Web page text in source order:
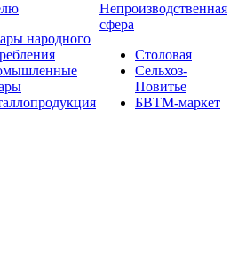
народного
Непроизводственная
сфера
Столовая
Сельхоз-
Повитье
БВТМ-маркет